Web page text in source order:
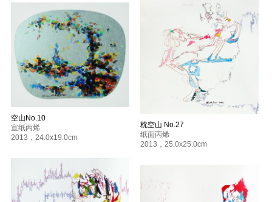
2009
城市领袖北京艺术沙龙展——第12届北京国际艺术博览会 北京
中德艺术交流展——对话三误解的建构与解构 桥舍画廊 北京/耶拿
中韩艺术交流展 上上国际美术馆 北京
根尚国际艺术空间常规展——寒流2 北京
五环下的聚合——中国当代艺术展 北辰时代名门 北京
梦想与现实 月亮河当代艺术馆 北京
惊绽 纽约艺术空间 北京
2007
文化艺术展 广州
毕业展 慕尼黑
2005
抽象绘画展 慕尼黑
枕空山 No.27
纸面丙烯
2013 ， 25.0x25.0cm
空山No.10
宣纸丙烯
2013 ， 24.0x19.0cm